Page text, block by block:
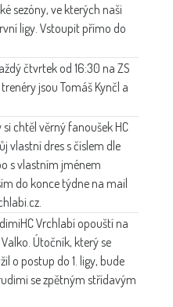
sezóny, ve kterých naši
ligy. Vstoupit přímo do
čtvrtek od 16:30 na ZS
jsou Tomáš Kynčl a
si chtěl věrný fanoušek HC
vlastní dres s číslem dle
s vlastním jménem
do konce týdne na mail
HC Vrchlabí opouští na
Útočník, který se
o postup do 1. ligy, bude
se zpětným střídavým